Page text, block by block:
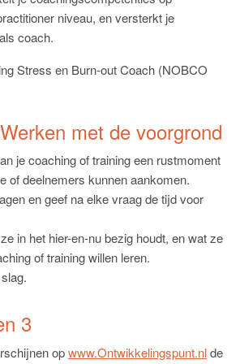
niveau, en versterkt je
coach.
met de voorgrond
je coaching of training een rustmoment
of deelnemers kunnen aankomen.
en geef na elke vraag de tijd voor
in het hier-en-nu bezig houdt, en wat ze
of training willen leren.
3
opwww.Ontwikkelingspunt.nlde